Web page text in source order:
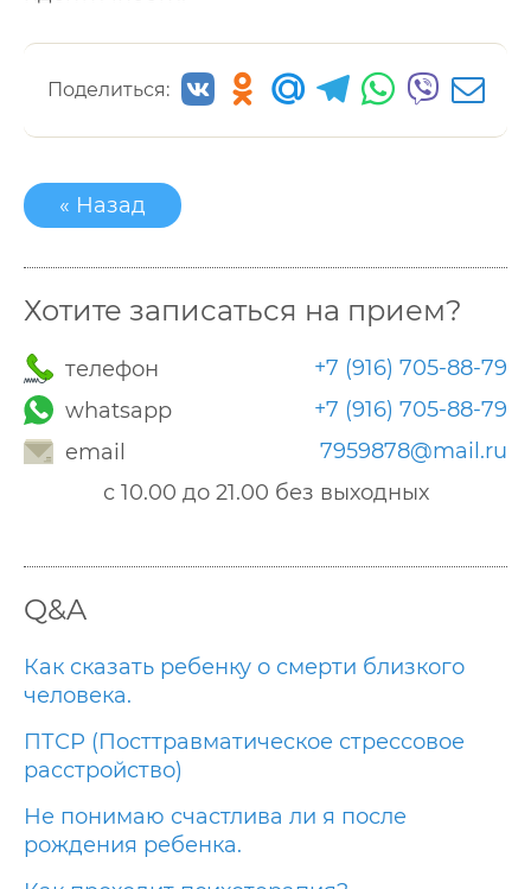
Поделиться:
« Назад
Хотите записаться на прием?
телефон
+7 (916) 705-88-79
whatsapp
+7 (916) 705-88-79
email
7959878@mail.ru
с 10.00 до 21.00 без выходных
Q&A
Как сказать ребенку о смерти близкого
человека.
ПТСР (Посттравматическое стрессовое
расстройство)
Не понимаю счастлива ли я после
рождения ребенка.